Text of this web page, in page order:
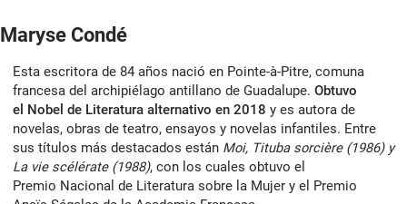
Maryse Condé
Esta escritora de 84 años nació en Pointe-à-Pitre, comuna
francesa del archipiélago antillano de Guadalupe. Obtuvo
el Nobel de Literatura alternativo en 2018 y es autora de
novelas, obras de teatro, ensayos y novelas infantiles. Entre
sus títulos más destacados están Moi, Tituba sorcière (1986) y
La vie scélérate (1988), con los cuales obtuvo el
Premio Nacional de Literatura sobre la Mujer y el Premio